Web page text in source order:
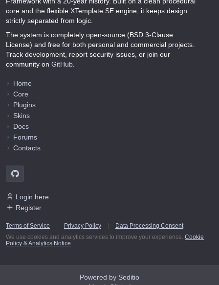
core and the flexible XTemplate SE engine, it keeps design
strictly separated from logic.
The system is completely open-source (BSD 3-Clause
License) and free for both personal and commercial projects.
Track development, report security issues, or join our
community on GitHub
Home
Core
Plugins
Skins
Docs
Forums
Contacts
Login here
Register
Terms of Service Privacy Policy
Data Processing Consent
We use cookies and analytics services to improve your experience. Cookie
Policy & Analytics Notice
Powered by Seditio